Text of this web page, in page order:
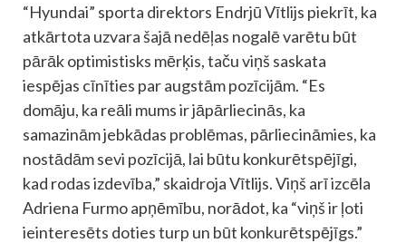
“Hyundai” sporta direktors Endrjū Vītlijs piekrīt, ka
atkārtota uzvara šajā nedēļas nogalē varētu būt
pārāk optimistisks mērķis, taču viņš saskata
iespējas cīnīties par augstām pozīcijām. “Es
domāju, ka reāli mums ir jāpārliecinās, ka
samazinām jebkādas problēmas, pārliecināmies, ka
nostādām sevi pozīcijā, lai būtu konkurētspējīgi,
kad rodas izdevība,” skaidroja Vītlijs. Viņš arī izcēla
Adriena Furmo apņēmību, norādot, ka “viņš ir ļoti
ieinteresēts doties turp un būt konkurētspējīgs.”